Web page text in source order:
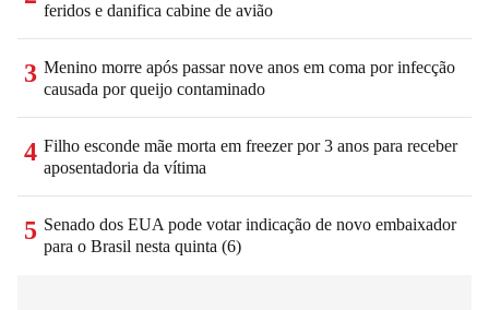
feridos e danifica cabine de avião
3 Menino morre após passar nove anos em coma por infecção
causada por queijo contaminado
4 Filho esconde mãe morta em freezer por 3 anos para receber
aposentadoria da vítima
5 Senado dos EUA pode votar indicação de novo embaixador
para o Brasil nesta quinta (6)